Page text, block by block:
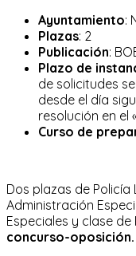
entrada:
la
entrada:
Ayuntamiento:
Plazas: 2
Publicación:
Plazo de
de solicitudes
desde el día
resolución en el
Curso de
Dos plazas de
Administración
Especiales y clase
concurso-oposición.